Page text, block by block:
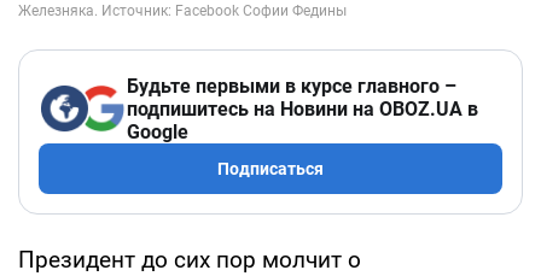
Будьте первыми в курсе главного –
подпишитесь на Новини на OBOZ.UA в
Google
Подписаться
Президент до сих пор молчит о